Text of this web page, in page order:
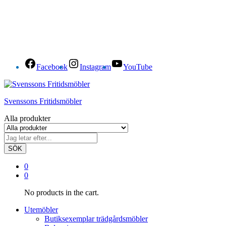
Facebook Instagram YouTube
Svenssons Fritidsmöbler
Alla produkter
SÖK
0
0
No products in the cart.
Utemöbler
Butiksexemplar trädgårdsmöbler